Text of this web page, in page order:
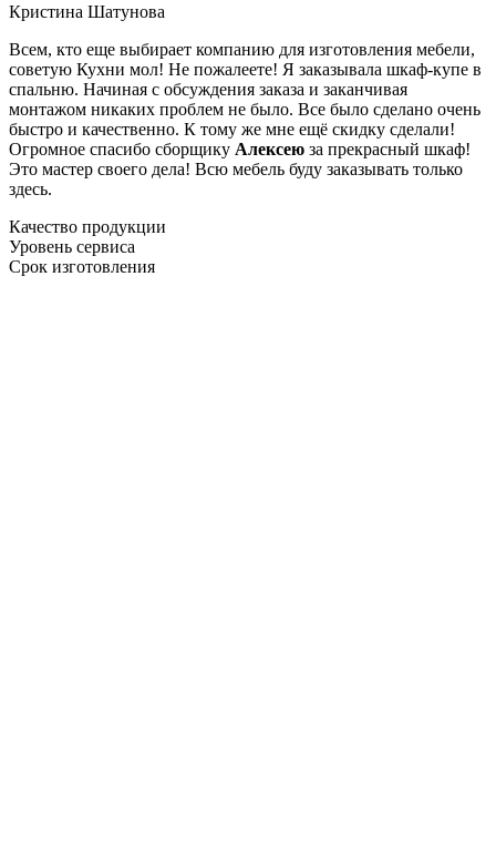
Кристина Шатунова
Всем, кто еще выбирает компанию для изготовления мебели,
советую Кухни мол! Не пожалеете! Я заказывала шкаф-купе в
спальню. Начиная с обсуждения заказа и заканчивая
монтажом никаких проблем не было. Все было сделано очень
быстро и качественно. К тому же мне ещё скидку сделали!
Огромное спасибо сборщику Алексею за прекрасный шкаф!
Это мастер своего дела! Всю мебель буду заказывать только
здесь.
Качество продукции
Уровень сервиса
Срок изготовления